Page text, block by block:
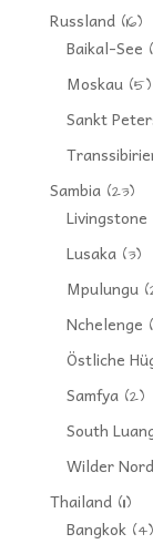
Russland(16)
Baikal-See
Moskau(5)
Sankt
Sambia(23)
Livingstone
Lusaka(3)
Mpulungu
Nchelenge
Östliche
Samfya(2)
South
Wilder
Thailand(11)
Bangkok(4)